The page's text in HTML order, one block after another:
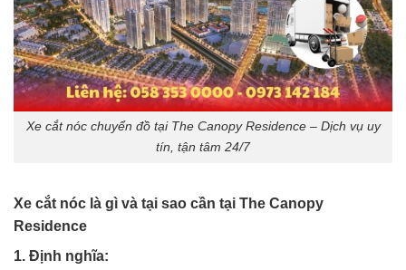
Xe cắt nóc chuyển đồ tại The Canopy Residence – Dịch vụ uy
tín, tận tâm 24/7
Xe cắt nóc là gì và tại sao cần tại The Canopy
Residence
1. Định nghĩa: